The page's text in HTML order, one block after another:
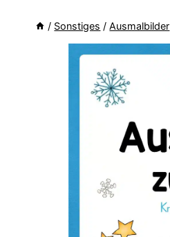
/ Sonstiges / Ausmalbilder